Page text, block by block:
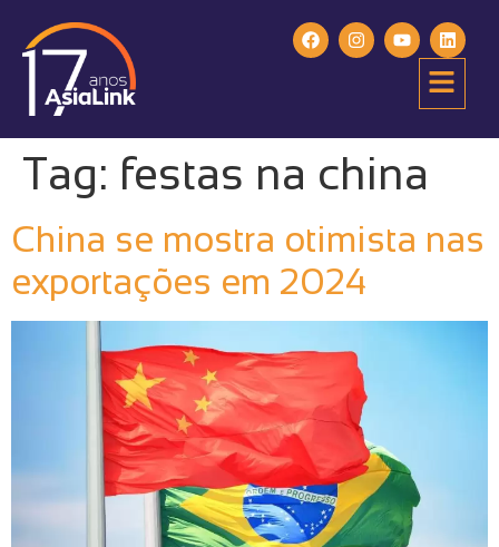
Tag: festas na china
China se mostra otimista nas
exportações em 2024